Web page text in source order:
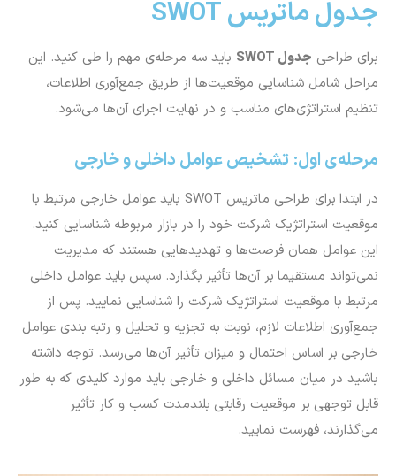
جدول ماتریس SWOT
برای طراحی جدول SWOT باید سه مرحله‌ی مهم را طی کنید. این
مراحل شامل شناسایی موقعیت‌ها از طریق جمع‌آوری اطلاعات،
تنظیم استراتژی‌های مناسب و در نهایت اجرای آن‌ها می‌شود.
مرحله‌ی اول: تشخیص عوامل داخلی و خارجی
در ابتدا برای طراحی ماتریس SWOT باید عوامل خارجی مرتبط با
موقعیت استراتژیک شرکت خود را در بازار مربوطه شناسایی کنید.
این عوامل همان فرصت‌ها و تهدیدهایی هستند که مدیریت
نمی‌تواند مستقیما بر آن‌ها تأثیر بگذارد. سپس باید عوامل داخلی
مرتبط با موقعیت استراتژیک شرکت را شناسایی نمایید. پس از
جمع‌آوری اطلاعات لازم، نوبت به تجزیه و تحلیل و رتبه بندی عوامل
خارجی بر اساس احتمال و میزان تأثیر آن‌ها می‌رسد. توجه داشته
باشید در میان مسائل داخلی و خارجی باید موارد کلیدی که به طور
قابل توجهی بر موقعیت رقابتی بلندمدت کسب و کار تأثیر
می‌گذارند، فهرست نمایید.